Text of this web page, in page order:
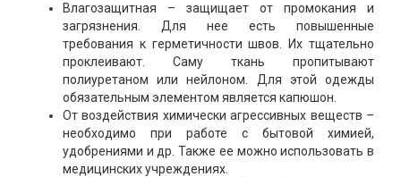
Влагозащитная – защищает от промокания и
загрязнения. Для нее есть повышенные
требования к герметичности швов. Их тщательно
проклеивают. Саму ткань пропитывают
полиуретаном или нейлоном. Для этой одежды
обязательным элементом является капюшон.
От воздействия химически агрессивных веществ –
необходимо при работе с бытовой химией,
удобрениями и др. Также ее можно использовать в
медицинских учреждениях.